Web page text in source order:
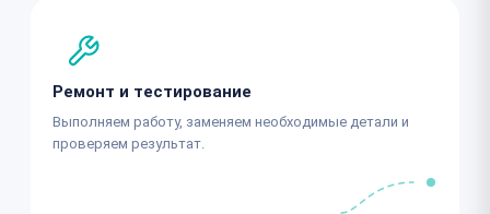
Ремонт и тестирование
Выполняем работу, заменяем необходимые детали и
проверяем результат.